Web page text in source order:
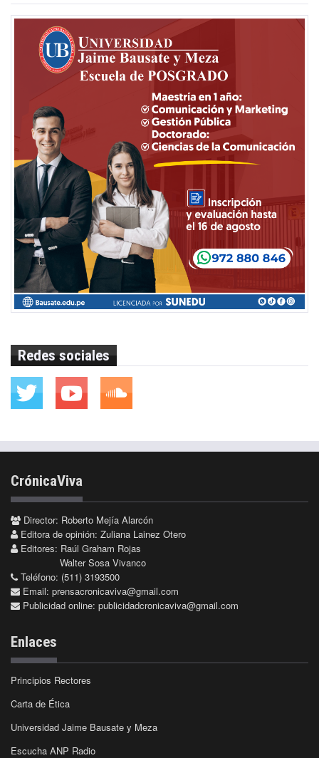
Redes sociales
CrónicaViva
Director: Roberto Mejía Alarcón
Editora de opinión: Zuliana Lainez Otero
Editores: Raúl Graham Rojas
Walter Sosa Vivanco
Teléfono: (511) 3193500
Email: prensacronicaviva@gmail.com
Publicidad online: publicidadcronicaviva@gmail.com
Enlaces
Principios Rectores
Carta de Ética
Universidad Jaime Bausate y Meza
Escucha ANP Radio